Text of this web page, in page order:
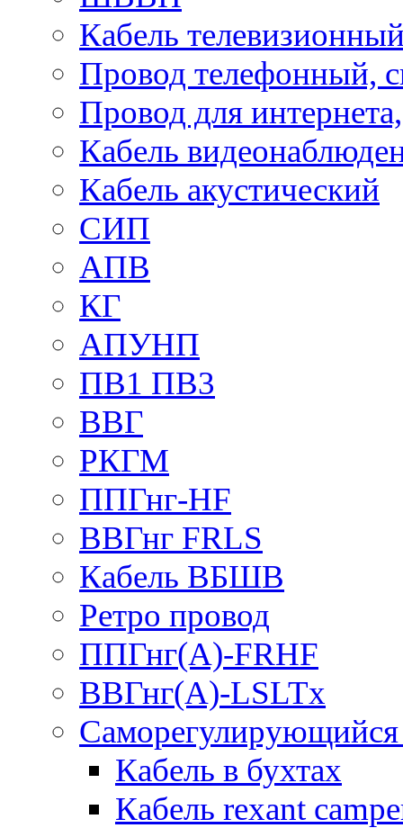
Кабель
Провод телефонный,
Провод для
Кабель
Кабель акустический
СИП
АПВ
КГ
АПУНП
ПВ1 ПВ3
ВВГ
РКГМ
ППГнг-HF
ВВГнг FRLS
Кабель ВБШВ
Ретро провод
ППГнг(А)-FRHF
ВВГнг(А)-LSLTx
Саморегулирующийся
Кабель в бухтах
Кабель rexant